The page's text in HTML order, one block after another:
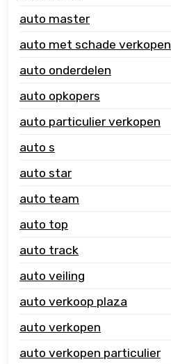
auto master
auto met schade verkopen
auto onderdelen
auto opkopers
auto particulier verkopen
auto s
auto star
auto team
auto top
auto track
auto veiling
auto verkoop plaza
auto verkopen
auto verkopen particulier